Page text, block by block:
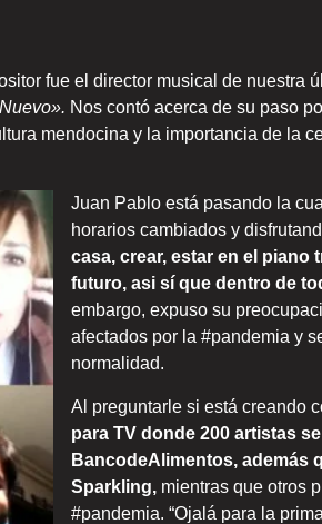
fue el director musical de nuestra
Nos contó acerca de su paso
mendocina y la importancia de la
Juan Pablo está pasando la
horarios cambiados y
casa, crear, estar en el piano
futuro, asi sí que dentro de
embargo, expuso su
afectados por la #pandemia y
normalidad.
Al preguntarle si está creando
para TV donde 200 artistas
BancodeAlimentos, además
Sparkling, mientras que otros
#pandemia. “Ojalá para la